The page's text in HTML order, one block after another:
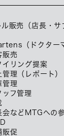
ル販売（店長・
（ドクター
販売
イリング提案
管理（レポート）
管理
ッフ管理
会などMTGへの
販促